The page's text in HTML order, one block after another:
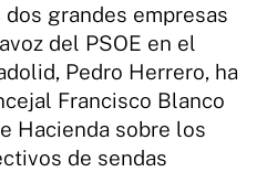
grandes empresas
del PSOE en el
Pedro Herrero, ha
Francisco Blanco
Hacienda sobre los
de sendas